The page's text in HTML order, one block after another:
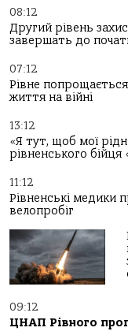
08:12
Другий рівень
завершать до
07:12
Рівне
життя на війні
13:12
«Я тут, щоб мої
рівненського бійця
11:12
Рівненські медики
велопробіг
09:12
ЦНАП Рівного